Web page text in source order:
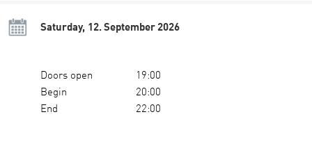
Saturday, 12. September 2026
Doors open
19:00
Begin
20:00
End
22:00